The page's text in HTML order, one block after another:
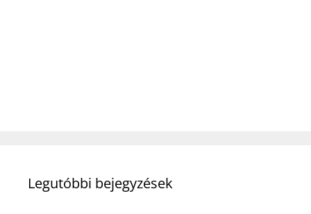
Legutóbbi bejegyzések